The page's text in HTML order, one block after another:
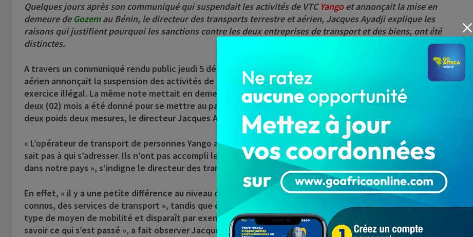
Quelques jours après son communiqué qui suspendait les activités de VTC Yangoet annonçait la mise en
demeure de Gozemau Bénin, le directeur des transports terrestre et aérien, Jacques Ayadjiexplique les
raisons qui justifient pourquoi les sanctions contre les deux entreprises de transport et des biens, ont été
distinctes.
A travers un communiqué rendu public jeudi 5 décembre 2024, le directeur des transports terrestre et
aérien annonçait la suspension des activités de l’entreprise de transport de personnes VTC
pour
exercice illégal. La même note mettait en demeure l’autre entreprise de transportGozem, à qui un délai de
deux (02) mois a été donné pour se mettre au pas. Alors que cette décision est critiquée et qualifiée de
deux poids deux mesures, le directeur Jacques Ayadji apporte des clarifications suite à sa décision.
« L’opérateur de transport de personnes Yango au Bénin est une inconnue […] Ils n’ont pas de siège, on ne
sait pas à qui s’adresser. Ils n’ont pas accompli les formalités nécessaires pour exercer ce type d’activité
dans notre pays », s’indigne le directeur des transports terrestre et aérien, Jacques Ayadji.
En effet, « il y a une petite différence au niveau de Gozem. On sait là où ils se situent. Ils ont des bureaux
connus, des services de transport », tandis que ce n’est pas le cas chez Yango. « Si un usager emprunte ce
type de moyen de mobilité et disparaît par exemple aujourd’hui, on ne peut pas savoir à qui s’adresser pour
savoir ce qui s’est passé », a fait observer Jacques Ayadji.